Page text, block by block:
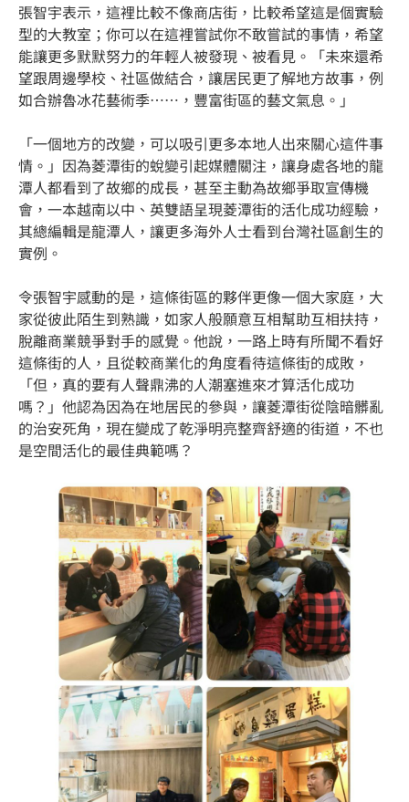
張智宇表示，這裡比較不像商店街，比較希望這是個實驗
型的大教室；你可以在這裡嘗試你不敢嘗試的事情，希望
能讓更多默默努力的年輕人被發現、被看見。「未來還希
望跟周邊學校、社區做結合，讓居民更了解地方故事，例
如合辦魯冰花藝術季……，豐富街區的藝文氣息。」
「一個地方的改變，可以吸引更多本地人出來關心這件事
情。」因為菱潭街的蛻變引起媒體關注，讓身處各地的龍
潭人都看到了故鄉的成長，甚至主動為故鄉爭取宣傳機
會，一本越南以中、英雙語呈現菱潭街的活化成功經驗，
其總編輯是龍潭人，讓更多海外人士看到台灣社區創生的
實例。
令張智宇感動的是，這條街區的夥伴更像一個大家庭，大
家從彼此陌生到熟識，如家人般願意互相幫助互相扶持，
脫離商業競爭對手的感覺。他說，一路上時有所聞不看好
這條街的人，且從較商業化的角度看待這條街的成敗，
「但，真的要有人聲鼎沸的人潮塞進來才算活化成功
嗎？」他認為因為在地居民的參與，讓菱潭街從陰暗髒亂
的治安死角，現在變成了乾淨明亮整齊舒適的街道，不也
是空間活化的最佳典範嗎？